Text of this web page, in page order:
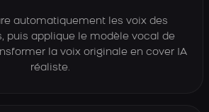
automatiquement les voix des
puis applique le modèle vocal de
la voix originale en cover IA
réaliste.